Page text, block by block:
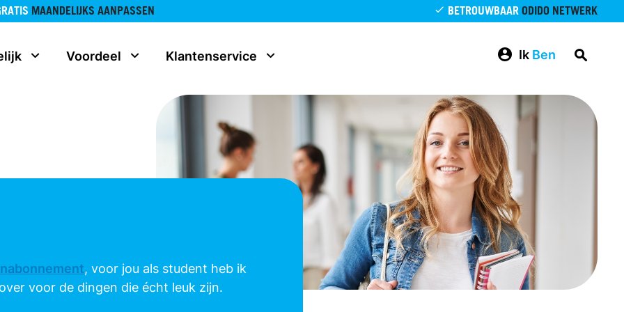
MAANDELIJKS AANPASSEN BETROUWBAAR ODIDO NETWERK
Voordeel Klantenservice Ik Ben
, voor jou als student heb ik
voor de dingen die écht leuk zijn.